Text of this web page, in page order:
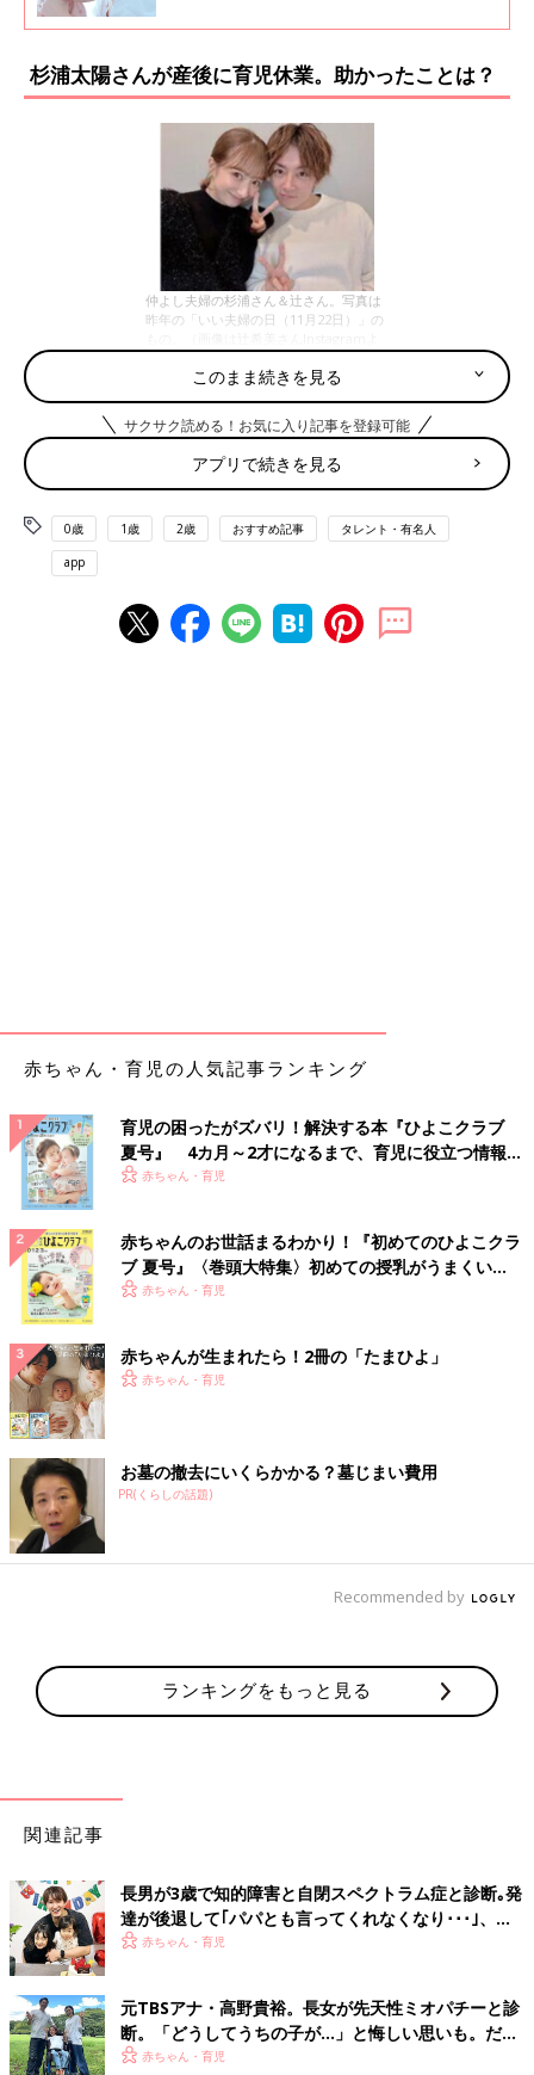
上！ これまでの子育てとの違いや夢空ちゃんの
辻希美さんと夢空ちゃんは26年5月15日発売の
『ひよこクラブ』の表紙に親子で登場していま
す。
杉浦太陽さんが産後に育児休業。助かったことは？
仲よし夫婦の杉浦さん＆辻さん。写真は
昨年の「いい夫婦の日（11月22日）」の
り）
――杉浦太陽さんが 育休 宣言をしたことも話題になりました。産
後、杉浦さんが担ったことや助かったと思うことは？
辻希美さん（以下敬称略） 夢空が生まれたのは８月で、ちょう
ど夏休みの真っただ中。なので、たぁくん（杉浦さん）は主に上
の子たちの面倒をみていました。とくに三男は当時小学１年生
で、まだまだ親に甘えたい時期。パパがしっかりフォローしてく
れたから、気持ちの面でもすごく心強かったと思います。本当、
たぁくんがいてくれてよかった！
多いという夢空ちゃん（画像は辻希美さ
――産後ケア施設を利用したとYouTubeやインスタグラムで報告
されていました。「利用してみたい」というママも多いと思いま
すが、どんなところでしたか？
辻 夢空が２カ月のときに、三男も一緒に、２泊３日で産後ケア
ホテルに宿泊してきました。24時間、いつでも赤ちゃんを預けら
れる施設だったので、その間、ママはゆっくり休養できます。
久々にまとめて寝られたりして、かなりリフレッシュできまし
た。
産後ケア施設はここ数年で増えましたよね。私もワンオペ育児で
大変だった１人目のときにあれば、助かっただろうなぁと思いま
す。体が休まると、心も元気になりますから。
産後ケア施設は宿泊だけではなく、日帰りで利用できたり、助産
師さんが自宅に来てくれたりと、施設によって内容が異なるよう
です。赤ちゃんの対象年齢も場所によって異なるみたいですし、
自治体によっては補助もあるので、利用期間を逃すことがないよ
うに、なるべく早めにいろいろな施設をチェックしておくといい
杉浦さんの子育てトークショーをこっそり観覧。反
応は？
ク」で杉浦太陽さんの子育てトークショーをこっそり観覧された
んですよね。杉浦さんの反応はどうでしたか？
ケア施設から帰宅する日だったんです。それなら、サプライズで
行っちゃおう！と、子どもたちを連れて会場に向かいました。プ
リンを試食したりして普通にイベントも楽しみましたよ（笑）。
トークショーでは、たぁくんはすぐにこちら気づき、とてもびっ
くりした様子。ステージの上から手でも振ってくれるかと思った
ら、「つ、妻がいます…」みたいに大人の対応をされて笑っちゃ
このまま続きを見る
サクサク読める！お気に入り記事を登録可能
アプリで続きを見る
0歳 1歳 2歳 おすすめ記事 タレント・有名人
app
赤ちゃん・育児の人気記事ランキング
育児の困ったがズバリ！解決する本『ひよこクラブ
夏号』 4カ月～2才になるまで、育児に役立つ情報が
いっぱい！
赤ちゃん・育児
赤ちゃんのお世話まるわかり！『初めてのひよこクラ
ブ 夏号』〈巻頭大特集〉初めての授乳がうまくい
く！ おっぱい・ミルクの基本と夏のトラブル 解決テ
赤ちゃん・育児
赤ちゃんが生まれたら！2冊の「たまひよ」
赤ちゃん・育児
お墓の撤去にいくらかかる？墓じまい費用
PR(くらしの話題)
Recommended by
ランキングをもっと見る
関連記事
長男が3歳で知的障害と自閉スペクトラム症と診断｡発
達が後退して｢パパとも言ってくれなくなり･･･｣、元
プロバスケ選手･岡田優介
赤ちゃん・育児
元TBSアナ・高野貴裕。長女が先天性ミオパチーと診
断。「どうしてうちの子が…」と悔しい思いも。だか
らこそ、娘との時間を全力で楽しみたい
赤ちゃん・育児